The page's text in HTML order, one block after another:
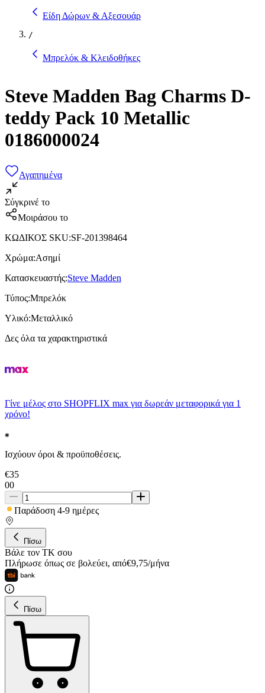
Είδη Δώρων & Αξεσουάρ
/
Μπρελόκ & Κλειδοθήκες
Steve Madden Bag Charms D-
teddy Pack 10 Metallic
0186000024
Αγαπημένα
Σύγκρινέ το
Μοιράσου το
ΚΩΔΙΚΟΣ SKU:SF-201398464
Χρώμα:Ασημί
Κατασκευαστής:Steve Madden
Τύπος:Μπρελόκ
Υλικό:Μεταλλικό
Δες όλα τα χαρακτηριστικά
Γίνε μέλος στο SHOPFLIX max για δωρεάν μεταφορικά για 1
χρόνο!
Ισχύουν όροι & προϋποθέσεις.
€35
00
Παράδοση 4-9 ημέρες
Πίσω
Βάλε τον ΤΚ σου
Πλήρωσε όπως σε βολεύει, από€9,75/μήνα
Πίσω